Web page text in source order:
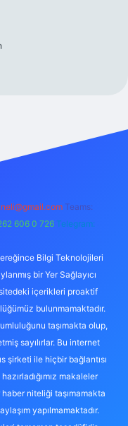
Teams:
606 0 726 Telegram:
Bilgi Teknolojileri
bir Yer Sağlayıcı
içerikleri proaktif
bulunmamaktadır.
taşımakta olup,
sayılırlar. Bu internet
şirketi ile hiçbir bağlantısı
makaleler
niteliği taşımamakta
yapılmamaktadır.